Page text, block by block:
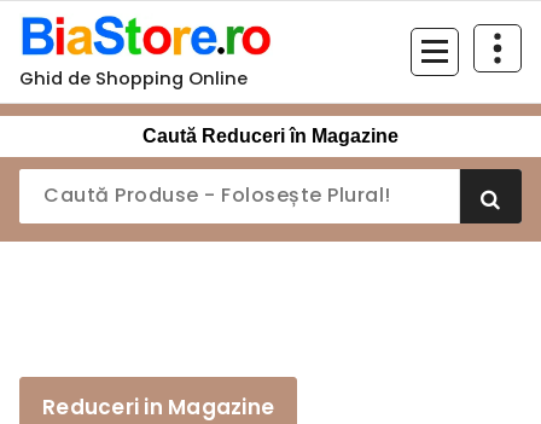
Sari
conținut
Ghid de Shopping Online
Caută Reduceri în Magazine
Reduceri in Magazine